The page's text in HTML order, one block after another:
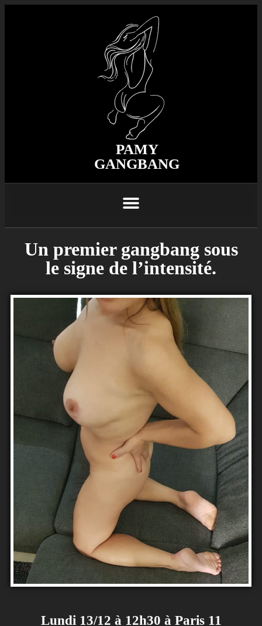
PAMY
GANGBANG
Un premier gangbang sous
le signe de l’intensité.
Lundi 13/12 à 12h30 à Paris 11